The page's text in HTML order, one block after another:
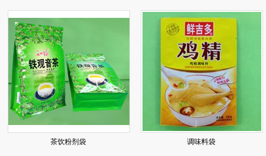
茶饮粉剂袋 调味料袋